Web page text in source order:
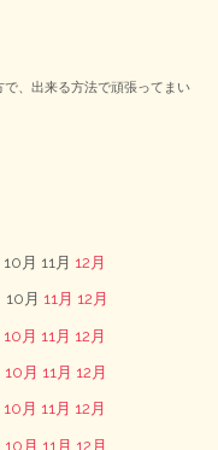
、出来る方法で頑張ってまい
10月 11月 12月
10月 11月 12月
10月 11月 12月
10月 11月 12月
10月 11月 12月
10月 11月 12月